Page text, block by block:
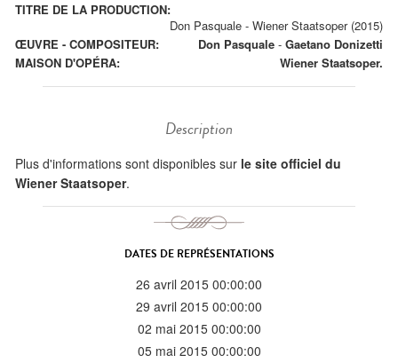
TITRE DE LA PRODUCTION:
Don Pasquale - Wiener Staatsoper (2015)
ŒUVRE - COMPOSITEUR:
Don Pasquale - Gaetano Donizetti
MAISON D'OPÉRA:
Wiener Staatsoper.
Description
Plus d'informations sont disponibles sur le site officiel du
Wiener Staatsoper.
DATES DE REPRÉSENTATIONS
26 avril 2015 00:00:00
29 avril 2015 00:00:00
02 mai 2015 00:00:00
05 mai 2015 00:00:00